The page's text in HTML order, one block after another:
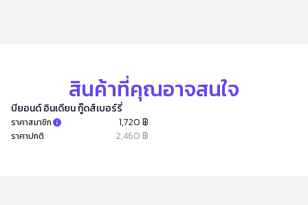
สินค้าที่คุณอาจสนใจ
บียอนด์ อินเดียน กู๊ดส์เบอร์รี่
ราคาสมาชิก 1,720 ฿
ราคาปกติ 2,460 ฿